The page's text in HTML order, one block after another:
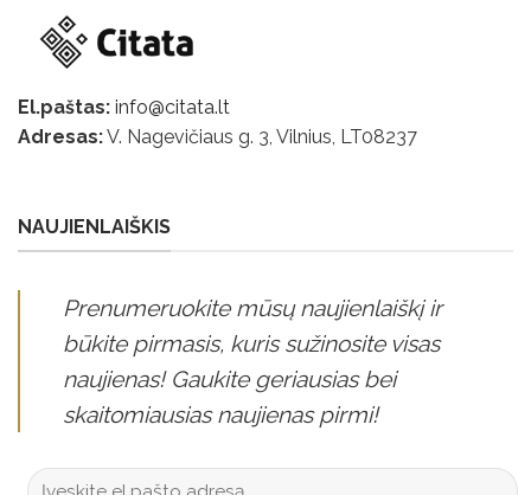
El.paštas: info@citata.lt
Adresas:V. Nagevičiaus g. 3, Vilnius, LT08237
NAUJIENLAIŠKIS
Prenumeruokite mūsų naujienlaiškį ir
būkite pirmasis, kuris sužinosite visas
naujienas! Gaukite geriausias bei
skaitomiausias naujienas pirmi!